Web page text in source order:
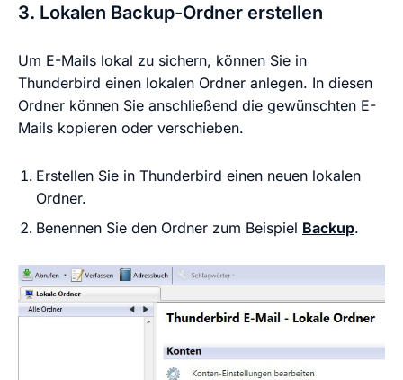
3. Lokalen Backup-Ordner erstellen
Um E-Mails lokal zu sichern, können Sie in
Thunderbird einen lokalen Ordner anlegen. In diesen
Ordner können Sie anschließend die gewünschten E-
Mails kopieren oder verschieben.
Erstellen Sie in Thunderbird einen neuen lokalen
Ordner.
Benennen Sie den Ordner zum Beispiel Backup.